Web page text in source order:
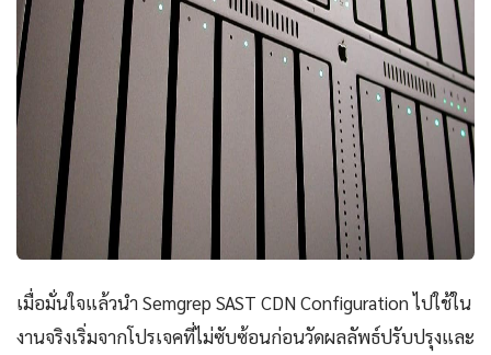
เมื่อมั่นใจแล้วนำ Semgrep SAST CDN Configuration ไปใช้ใน
งานจริงเริ่มจากโปรเจคที่ไม่ซับซ้อนก่อนวัดผลลัพธ์ปรับปรุงและ